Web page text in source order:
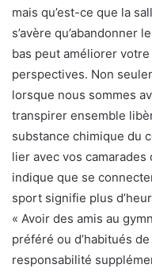
mais qu’est-ce que la
s’avère qu’abandonner
bas peut améliorer
perspectives. Non
lorsque nous sommes
transpirer ensemble
substance chimique du
lier avec vos
indique que se
sport signifie plus
« Avoir des amis au
préféré ou d’habitués
responsabilité